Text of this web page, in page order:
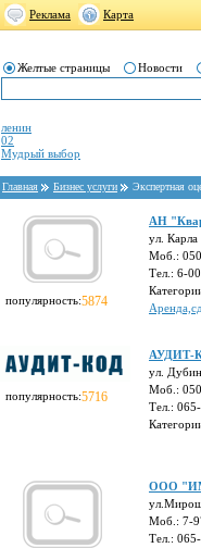
Реклама Карта
Желтые страницы Новости
ленин
02
Мудрый выбор
Главная Бизнес услуги Экспертная
популярность:5874
АН
ул.
Моб.:
Тел.: 6-
популярность:5716
АУДИТ-
ул.
Моб.:
Тел.:
ООО
Моб.: 7-
Тел.: